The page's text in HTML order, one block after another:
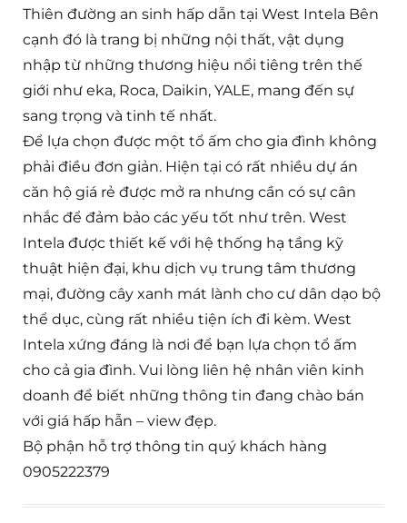
Thiên đường an sinh hấp dẫn tại West Intela Bên
cạnh đó là trang bị những nội thất, vật dụng
nhập từ những thương hiệu nổi tiêng trên thế
giới như eka, Roca, Daikin, YALE, mang đến sự
sang trọng và tinh tế nhất.
Để lựa chọn được một tổ ấm cho gia đình không
phải điều đơn giản. Hiện tại có rất nhiều dự án
căn hộ giá rẻ được mở ra nhưng cần có sự cân
nhắc để đảm bảo các yếu tốt như trên. West
Intela được thiết kế với hệ thống hạ tầng kỹ
thuật hiện đại, khu dịch vụ trung tâm thương
mại, đường cây xanh mát lành cho cư dân dạo bộ
thể dục, cùng rất nhiều tiện ích đi kèm. West
Intela xứng đáng là nơi để bạn lựa chọn tổ ấm
cho cả gia đình. Vui lòng liên hệ nhân viên kinh
doanh để biết những thông tin đang chào bán
với giá hấp hẫn – view đẹp.
Bộ phận hỗ trợ thông tin quý khách hàng
0905222379